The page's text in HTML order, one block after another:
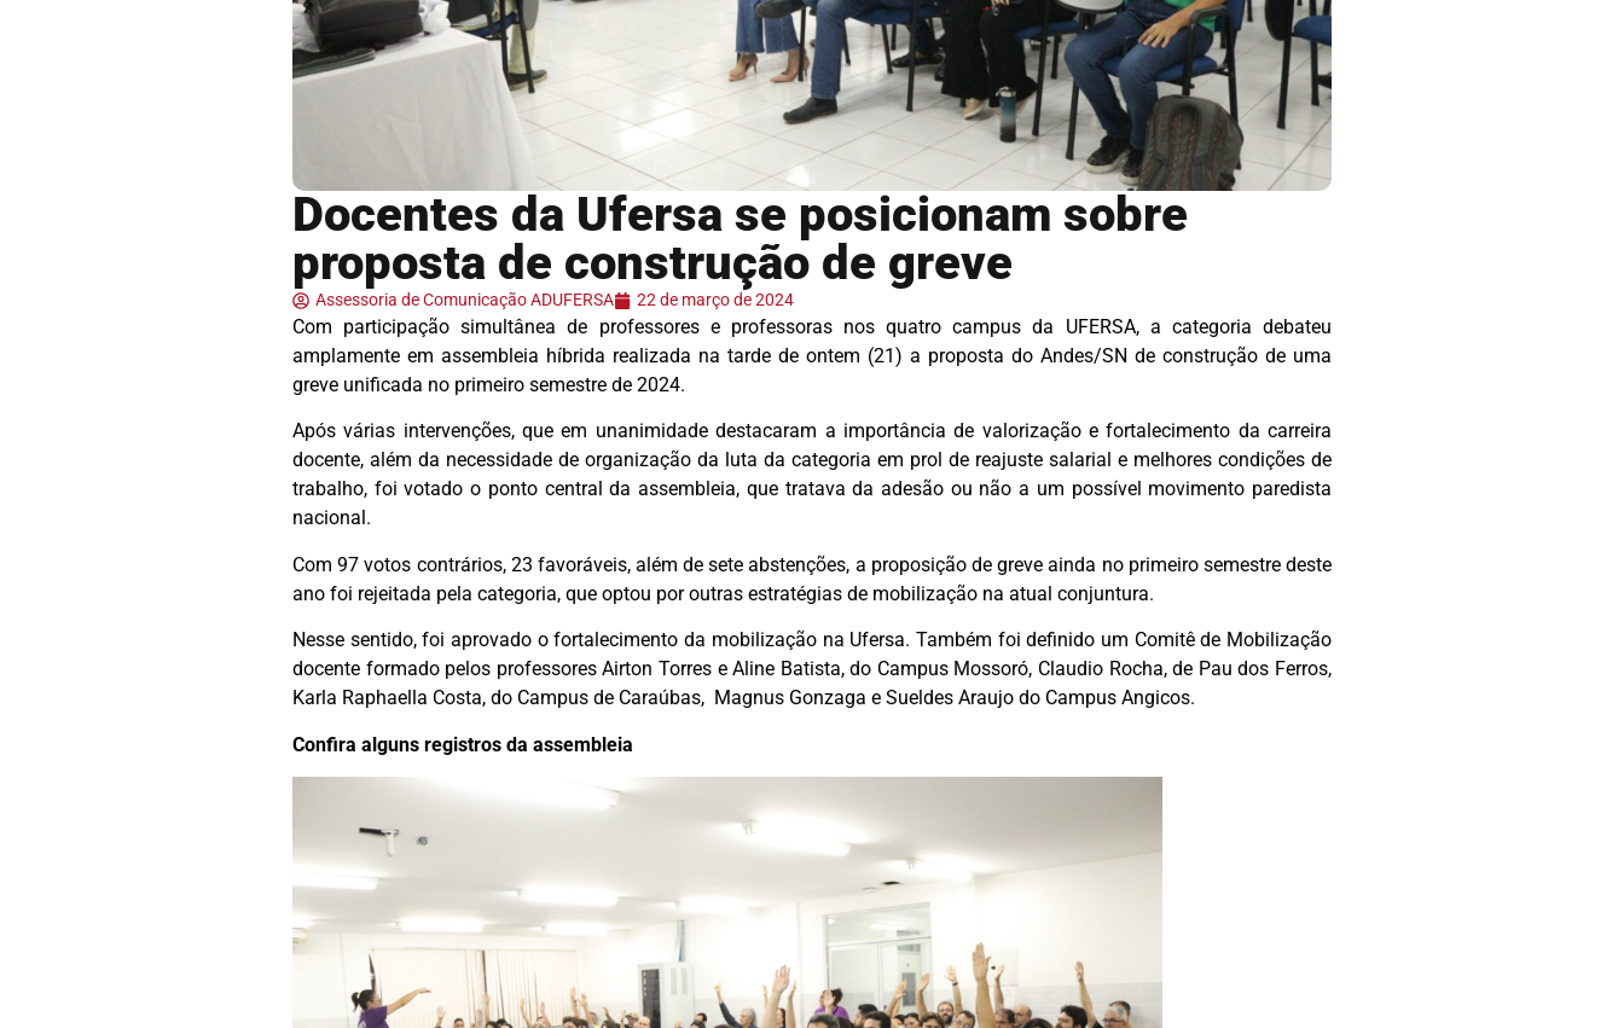
Docentes da Ufersa se posicionam sobre
proposta de construção de greve
Assessoria de Comunicação ADUFERSA 22 de março de 2024
Com participação simultânea de professores e professoras nos quatro campus da UFERSA, a categoria debateu
amplamente em assembleia híbrida realizada na tarde de ontem (21) a proposta do Andes/SN de construção de uma
greve unificada no primeiro semestre de 2024.
Após várias intervenções, que em unanimidade destacaram a importância de valorização e fortalecimento da carreira
docente, além da necessidade de organização da luta da categoria em prol de reajuste salarial e melhores condições de
trabalho, foi votado o ponto central da assembleia, que tratava da adesão ou não a um possível movimento paredista
nacional.
Com 97 votos contrários, 23 favoráveis, além de sete abstenções, a proposição de greve ainda no primeiro semestre deste
ano foi rejeitada pela categoria, que optou por outras estratégias de mobilização na atual conjuntura.
Nesse sentido, foi aprovado o fortalecimento da mobilização na Ufersa. Também foi definido um Comitê de Mobilização
docente formado pelos professores Airton Torres e Aline Batista, do Campus Mossoró, Claudio Rocha, de Pau dos Ferros,
Karla Raphaella Costa, do Campus de Caraúbas, Magnus Gonzaga e Sueldes Araujo do Campus Angicos.
Confira alguns registros da assembleia